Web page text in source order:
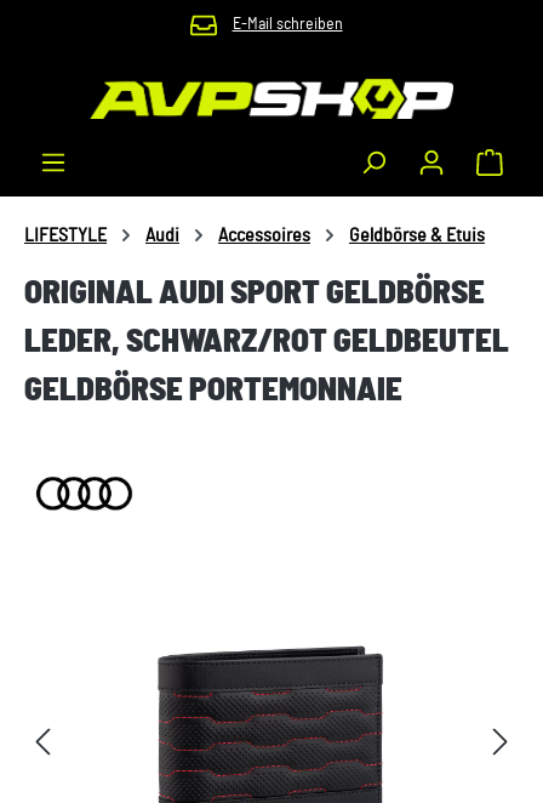
Zum Hauptinhalt springen E-Mail schreiben
LIFESTYLE Audi Accessoires Geldbörse & Etuis
ORIGINAL AUDI SPORT GELDBÖRSE
LEDER, SCHWARZ/ROT GELDBEUTEL
GELDBÖRSE PORTEMONNAIE